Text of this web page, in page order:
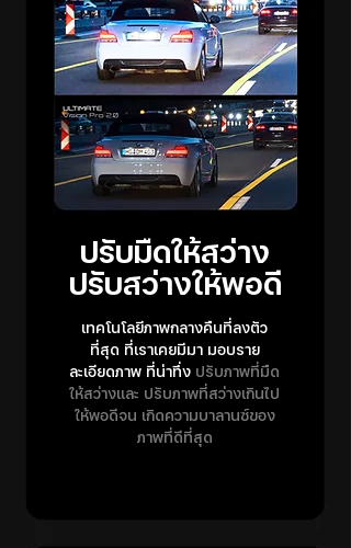
ปรับมืดให้สว่าง
ปรับสว่างให้พอดี
เทคโนโลยีภาพกลางคืนที่ลงตัว
ที่สุด ที่เราเคยมีมา มอบราย
ละเอียดภาพ ที่น่าทึ่ง ปรับภาพที่มืด
ให้สว่างและ ปรับภาพที่สว่างเกินไป
ให้พอดีจน เกิดความบาลานซ์ของ
ภาพที่ดีที่สุด